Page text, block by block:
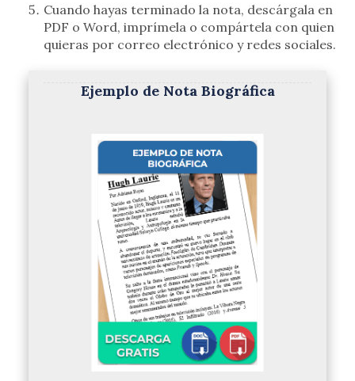
Cuando hayas terminado la nota, descárgala en
PDF o Word, imprímela o compártela con quien
quieras por correo electrónico y redes sociales.
Ejemplo de Nota Biográfica